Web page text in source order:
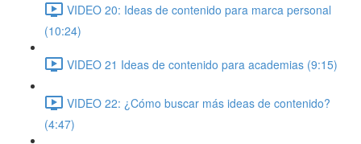
VIDEO 20: Ideas de contenido para marca personal
(10:24)
VIDEO 21 Ideas de contenido para academias (9:15)
VIDEO 22: ¿Cómo buscar más ideas de contenido?
(4:47)